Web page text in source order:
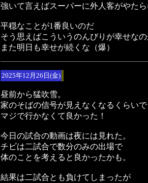
強いて言えばスーパーに外人客がやた
平穏なことが1番良いのだ
そう思えばこういうのんびりが幸せな
また明日も幸せが続くな（爆）
2025年12月26日(金)
昼前から猛吹雪。
家のそばの信号が見えなくなるくらいで
マジで行かなくて良かった！
今日の試合の動画は夜には見れた。
チビは二試合で数分のみの出場で
体のことを考えると良かったかも。
結果は二試合とも負けてしまったが